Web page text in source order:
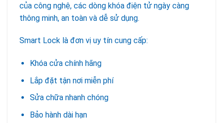
của công nghệ, các dòng khóa điện tử ngày càng
thông minh, an toàn và dễ sử dụng.
Smart Lock là đơn vị uy tín cung cấp:
Khóa cửa chính hãng
Lắp đặt tận nơi miễn phí
Sửa chữa nhanh chóng
Bảo hành dài hạn